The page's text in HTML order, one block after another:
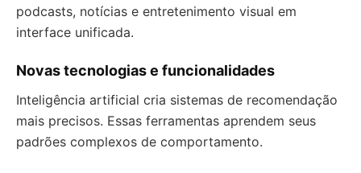
podcasts, notícias e entretenimento visual em
interface unificada.
Novas tecnologias e funcionalidades
Inteligência artificial cria sistemas de recomendação
mais precisos. Essas ferramentas aprendem seus
padrões complexos de comportamento.